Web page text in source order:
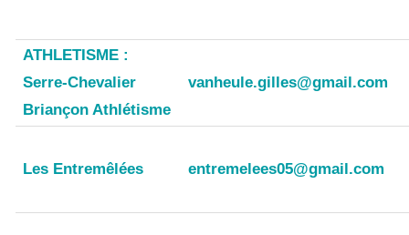
ATHLETISME :
Serre-Chevalier
Briançon Athlétisme
vanheule.gilles@gmail.com
Les Entremêlées entremelees05@gmail.com